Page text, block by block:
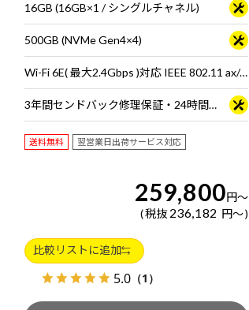
16GB (16GB×1 / シングルチャネル)
500GB (NVMe Gen4×4)
Wi-Fi 6E( 最大2.4Gbps )対応 IEEE 802.11 ax/ac/a/b/g/n準拠 ＋ Bluetooth 5内蔵
3年間センドバック修理保証・24時間×365日電話サポート
送料無料 翌営業日出荷サービス対応
259,800円～
税抜 236,182 円～
比較リストに追加
5.0 （1）